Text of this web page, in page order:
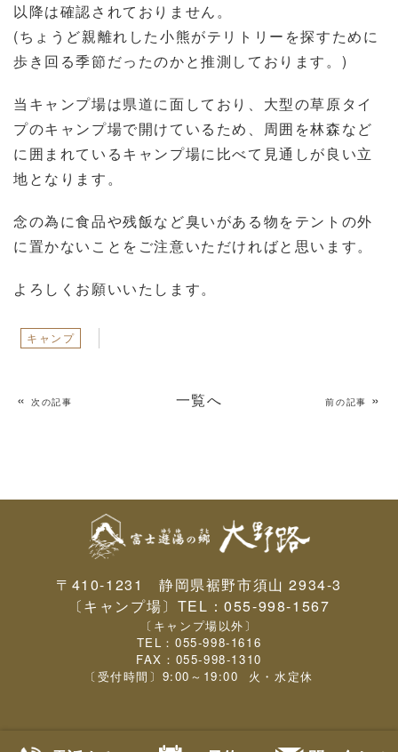
以降は確認されておりません。
(ちょうど親離れした小熊がテリトリーを探すために
歩き回る季節だったのかと推測しております。)
当キャンプ場は県道に面しており、大型の草原タイ
プのキャンプ場で開けているため、周囲を林森など
に囲まれているキャンプ場に比べて見通しが良い立
地となります。
念の為に食品や残飯など臭いがある物をテントの外
に置かないことをご注意いただければと思います。
よろしくお願いいたします。
キャンプ
«次の記事 一覧へ 前の記事 »
〒410-1231 静岡県裾野市須山 2934-3
〔キャンプ場〕TEL：055-998-1567
〔キャンプ場以外〕
TEL：055-998-1616
FAX：055-998-1310
〔受付時間〕9:00～19:00 火・水定休
Copyright (C) 富士遊湯の郷 大野路 All Rights Reserved.